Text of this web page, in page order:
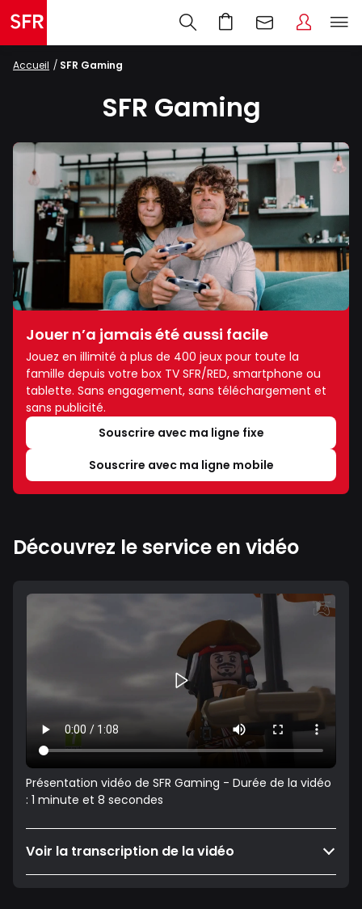
Accueil SFR Gaming
SFR Gaming
Jouer n’a jamais été aussi facile
Jouez en illimité à plus de 400 jeux pour toute la
famille depuis votre box TV SFR/RED, smartphone ou
tablette. Sans engagement, sans téléchargement et
sans publicité.
Souscrire avec ma ligne fixe
Souscrire avec ma ligne mobile
Découvrez le service en vidéo
Présentation vidéo de SFR Gaming - Durée de la vidéo
: 1 minute et 8 secondes
Voir la transcription de la vidéo